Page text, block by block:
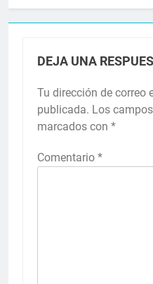
DEJA UNA
Tu dirección de correo
publicada. Los
marcados con *
Comentario *